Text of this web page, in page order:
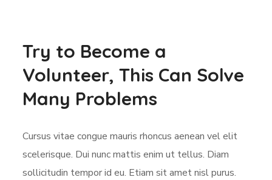
Try to Become a
Volunteer, This Can Solve
Many Problems
Cursus vitae congue mauris rhoncus aenean vel elit
scelerisque. Dui nunc mattis enim ut tellus. Diam
sollicitudin tempor id eu. Etiam sit amet nisl purus.